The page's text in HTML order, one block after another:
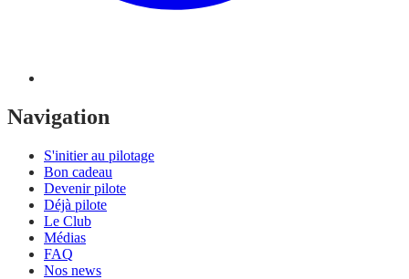
Navigation
S'initier au pilotage
Bon cadeau
Devenir pilote
Déjà pilote
Le Club
Médias
FAQ
Nos news